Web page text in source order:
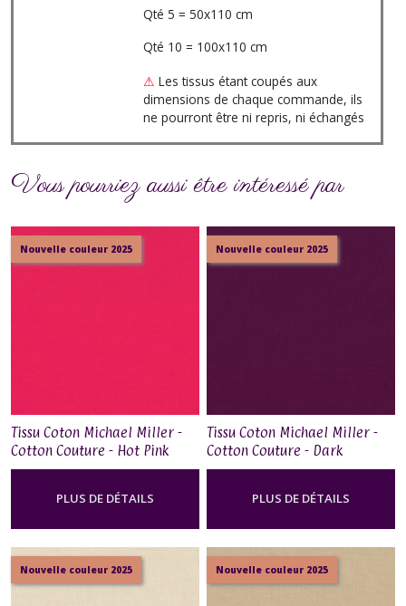
Qté 5 = 50x110 cm
Qté 10 = 100x110 cm
⚠ Les tissus étant coupés aux
dimensions de chaque commande, ils
ne pourront être ni repris, ni échangés
Vous pourriez aussi être intéressé par
Nouvelle couleur 2025
Tissu Coton Michael Miller -
Cotton Couture - Hot Pink
PLUS DE DÉTAILS
Nouvelle couleur 2025
Tissu Coton Michael Miller -
Cotton Couture - Dark
Magenta
PLUS DE DÉTAILS
Nouvelle couleur 2025 Nouvelle couleur 2025